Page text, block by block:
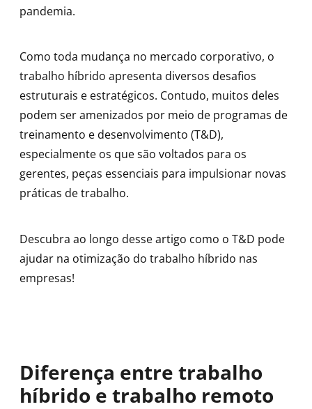
pandemia.
Como toda mudança no mercado corporativo, o
trabalho híbrido apresenta diversos desafios
estruturais e estratégicos. Contudo, muitos deles
podem ser amenizados por meio de programas de
treinamento e desenvolvimento (T&D),
especialmente os que são voltados para os
gerentes, peças essenciais para impulsionar novas
práticas de trabalho.
Descubra ao longo desse artigo como o T&D pode
ajudar na otimização do trabalho híbrido nas
empresas!
Diferença entre trabalho
híbrido e trabalho remoto